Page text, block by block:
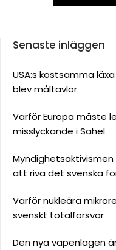
Senaste inläggen
USA:s kostsamma
blev måltavlor
Varför Europa måste
misslyckande i Sahel
att riva det svenska
Varför nukleära
svenskt totalförsvar
Den nya vapenlagen